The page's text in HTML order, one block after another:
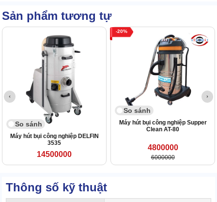
Sản phẩm tương tự
So sánh
Máy hút bụi công nghiệp DELFIN
3535
14500000
20
So sánh
Máy hút bụi công nghiệp Supper
Clean AT-80
4800000
6000000
Thông số kỹ thuật